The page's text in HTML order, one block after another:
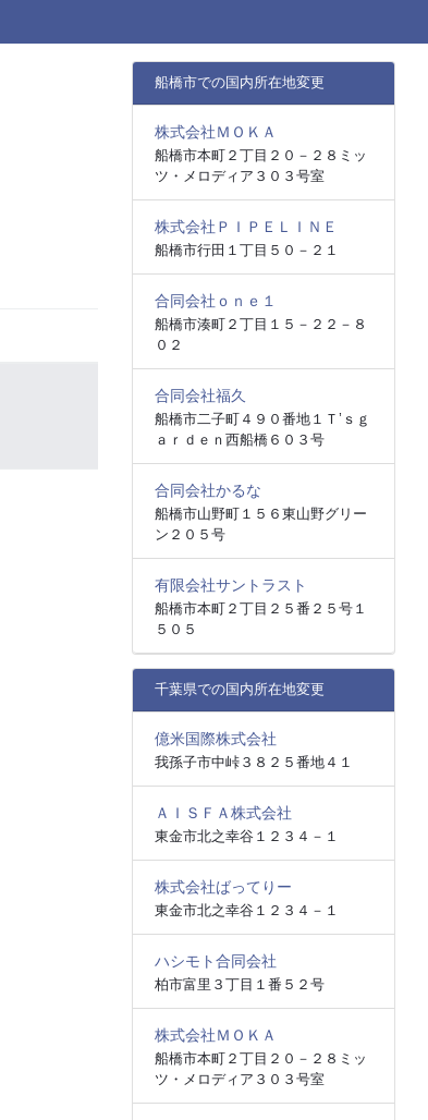
船橋市での国内所在地変更
株式会社ＭＯＫＡ
船橋市本町２丁目２０－２８ミッ
ツ・メロディア３０３号室
株式会社ＰＩＰＥＬＩＮＥ
船橋市行田１丁目５０－２１
合同会社ｏｎｅ１
船橋市湊町２丁目１５－２２－８
０２
合同会社福久
船橋市二子町４９０番地１Ｔ’ｓｇ
ａｒｄｅｎ西船橋６０３号
合同会社かるな
船橋市山野町１５６東山野グリー
ン２０５号
有限会社サントラスト
船橋市本町２丁目２５番２５号１
５０５
千葉県での国内所在地変更
億米国際株式会社
我孫子市中峠３８２５番地４１
ＡＩＳＦＡ株式会社
東金市北之幸谷１２３４－１
株式会社ばってりー
東金市北之幸谷１２３４－１
ハシモト合同会社
柏市富里３丁目１番５２号
株式会社ＭＯＫＡ
船橋市本町２丁目２０－２８ミッ
ツ・メロディア３０３号室